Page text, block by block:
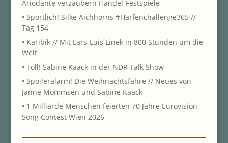
Ariodante verzaubern Händel-Festspiele
• Sportlich! Silke Aichhorns #Harfenchallenge365 //
Tag 154
• Karibik // Mit Lars-Luis Linek in 800 Stunden um die
Welt
• Toll! Sabine Kaack in der NDR Talk Show
• Spoileralarm! Die Weihnachtsfähre // Neues von
Janne Mommsen und Sabine Kaack
• 1 Milliarde Menschen feierten 70 Jahre Eurovision
Song Contest Wien 2026